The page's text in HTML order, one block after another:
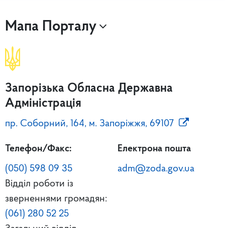
Мапа Порталу
Запорізька Обласна Державна
Адміністрація
пр. Соборний, 164, м. Запоріжжя, 69107
Телефон/Факс:
(050) 598 09 35
Відділ роботи із
зверненнями громадян:
(061) 280 52 25
Електрона пошта
adm@zoda.gov.ua